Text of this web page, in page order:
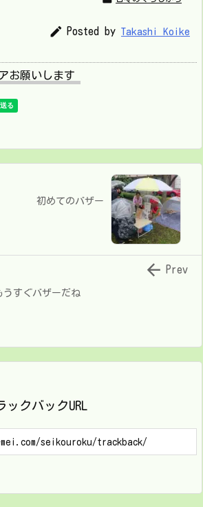
 Posted by Takashi Koike
お願いします
初めてのバザー
うすぐバザーだね
 Prev
クバックURL